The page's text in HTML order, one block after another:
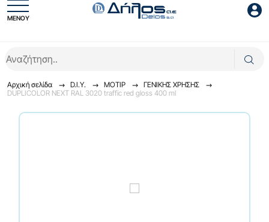
ΜΕΝΟΥ
Αρχική σελίδα D.I.Y. ΜΟΤΙΡ
ΓENIKHΣ XPHΣHΣ
DUPLICOLOR NEXT RAL 3020 traffic red gloss 400 ml